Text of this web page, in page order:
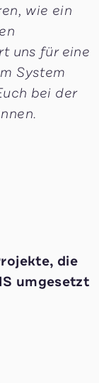
wie ein
uns für eine
System
bei der
die
umgesetzt